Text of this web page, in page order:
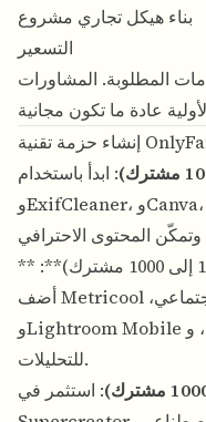
بناء هيكل تجاري مشروع
التسعير
المطلوبة. المشاورات
: ابدأ باستخدام BGBlur،
وExifCleaner، وCanva، وCapCut — وجميعها أدوات مجانية أو
** منشئو المحتوى المتناميون (من 100 إلى 1000 مشترك)**:
أضف Metricool لإدارة وسائل التواصل الاجتماعي،
وLightroom Mobile لجودة الصورة، وCreatorHero
للتحليلات.
: استثمر في